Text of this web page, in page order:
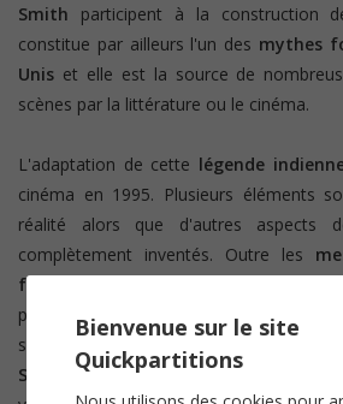
Smith participent à la construction
constitue par ailleurs l'un des mythes
Unis et elle est la source de
scènes par la littérature ou le cinéma.
L'adaptation de cette légende
cinéma en 1995. Plusieurs éléments
réalité alors que d'autres aspects
complètement inventés. Outre les
féministes
véhiculés par le film, ce
par les compositions de
sa bande
signée par
Schwartz. L'année suivante de la
Bienvenue sur le site
Quickpartitions